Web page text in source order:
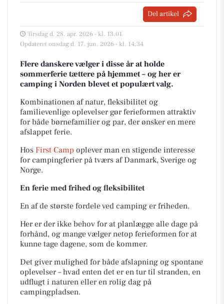
Del artikel
Tirsdag d. 28. apr. 2026 - kl. 13:01
Opdateret onsdag d. 17. jun. 2026 - kl. 14:34
Flere danskere vælger i disse år at holde
sommerferie tættere på hjemmet – og her er
camping i Norden blevet et populært valg.
Kombinationen af natur, fleksibilitet og
familievenlige oplevelser gør ferieformen attraktiv
for både børnefamilier og par, der ønsker en mere
afslappet ferie.
Hos First Camp oplever man en stigende interesse
for campingferier på tværs af Danmark, Sverige og
Norge.
En ferie med frihed og fleksibilitet
En af de største fordele ved camping er friheden.
Her er der ikke behov for at planlægge alle dage på
forhånd, og mange vælger netop ferieformen for at
kunne tage dagene, som de kommer.
Det giver mulighed for både afslapning og spontane
oplevelser – hvad enten det er en tur til stranden, en
udflugt i naturen eller en rolig dag på
campingpladsen.